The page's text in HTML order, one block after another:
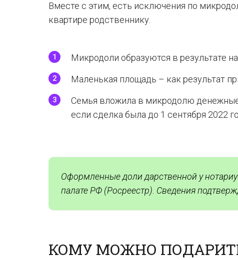
Вместе с этим, есть исключения по
квартире родственнику.
Микродоли образуются в результате
Маленькая площадь – как результат
Семья вложила в микродолю денежные
если сделка была до 1 сентября 2022
Оформленные доли дарственной у
палате РФ (Росреестр). Сведения
КОМУ МОЖНО